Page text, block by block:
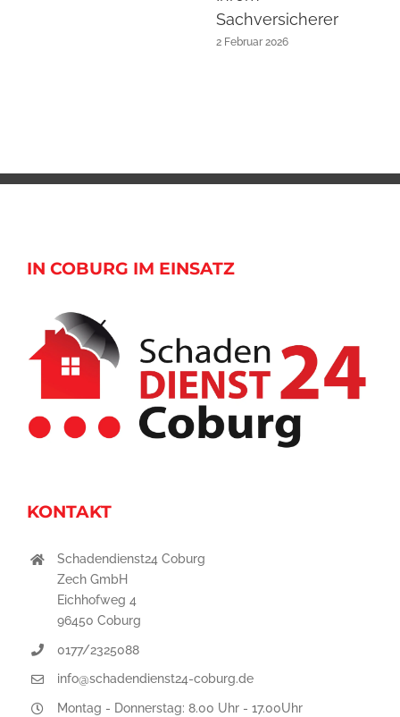
Sachversicherer
2 Februar 2026
IN COBURG IM EINSATZ
KONTAKT
Schadendienst24 Coburg
Zech GmbH
Eichhofweg 4
96450 Coburg
0177/2325088
info@schadendienst24-coburg.de
Montag - Donnerstag: 8.00 Uhr - 17.00Uhr